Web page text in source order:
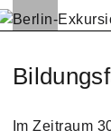
Im Zeitraum